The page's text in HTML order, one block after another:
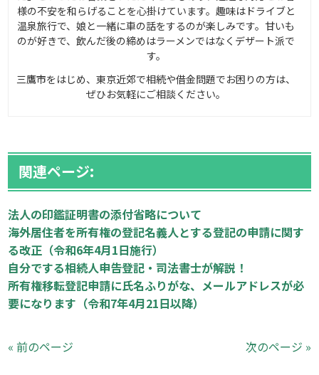
様の不安を和らげることを心掛けています。趣味はドライブと
温泉旅行で、娘と一緒に車の話をするのが楽しみです。甘いも
のが好きで、飲んだ後の締めはラーメンではなくデザート派で
す。
三鷹市をはじめ、東京近郊で相続や借金問題でお困りの方は、
ぜひお気軽にご相談ください。
関連ページ:
法人の印鑑証明書の添付省略について
海外居住者を所有権の登記名義人とする登記の申請に関す
る改正（令和6年4月1日施行）
自分でする相続人申告登記・司法書士が解説！
所有権移転登記申請に氏名ふりがな、メールアドレスが必
要になります（令和7年4月21日以降）
« 前のページ 次のページ »